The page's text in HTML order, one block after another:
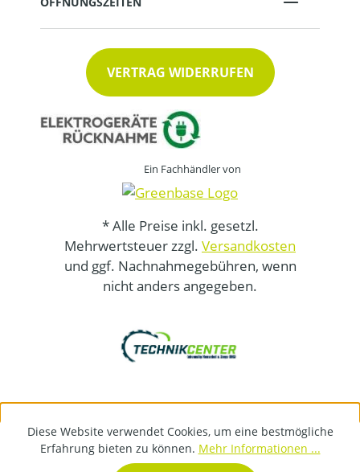
VERTRAG WIDERRUFEN
Ein Fachhändler von
* Alle Preise inkl. gesetzl.
Mehrwertsteuer zzgl. Versandkosten
und ggf. Nachnahmegebühren, wenn
nicht anders angegeben.
Diese Website verwendet Cookies, um eine bestmögliche
Erfahrung bieten zu können. Mehr Informationen ...